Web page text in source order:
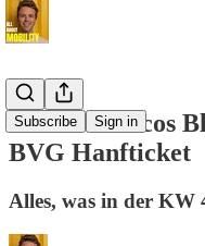
Subscribe Sign in
San Franciscos
BVG Hanfticket
Alles, was in der